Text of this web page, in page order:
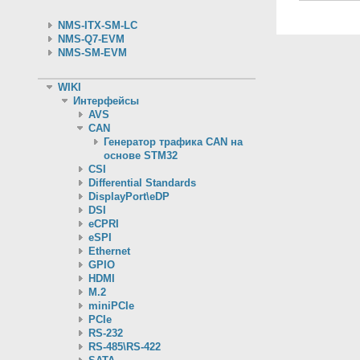
NMS-ITX-SM-LC
NMS-Q7-EVM
NMS-SM-EVM
WIKI
Интерфейсы
AVS
CAN
Генератор трафика CAN на
основе STM32
CSI
Differential Standards
DisplayPort\eDP
DSI
eCPRI
eSPI
Ethernet
GPIO
HDMI
M.2
miniPCIe
PCIe
RS-232
RS-485\RS-422